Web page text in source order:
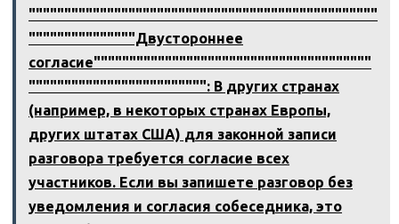
"""""""""""""""""""""""""""""""""""""""""""""""""
"""""""""""""""Двустороннее
согласие"""""""""""""""""""""""""""""""""""""""
""""""""""""""""""""""""": В других странах
(например, в некоторых странах Европы,
других штатах США) для законной записи
разговора требуется согласие всех
участников. Если вы запишете разговор без
уведомления и согласия собеседника, это